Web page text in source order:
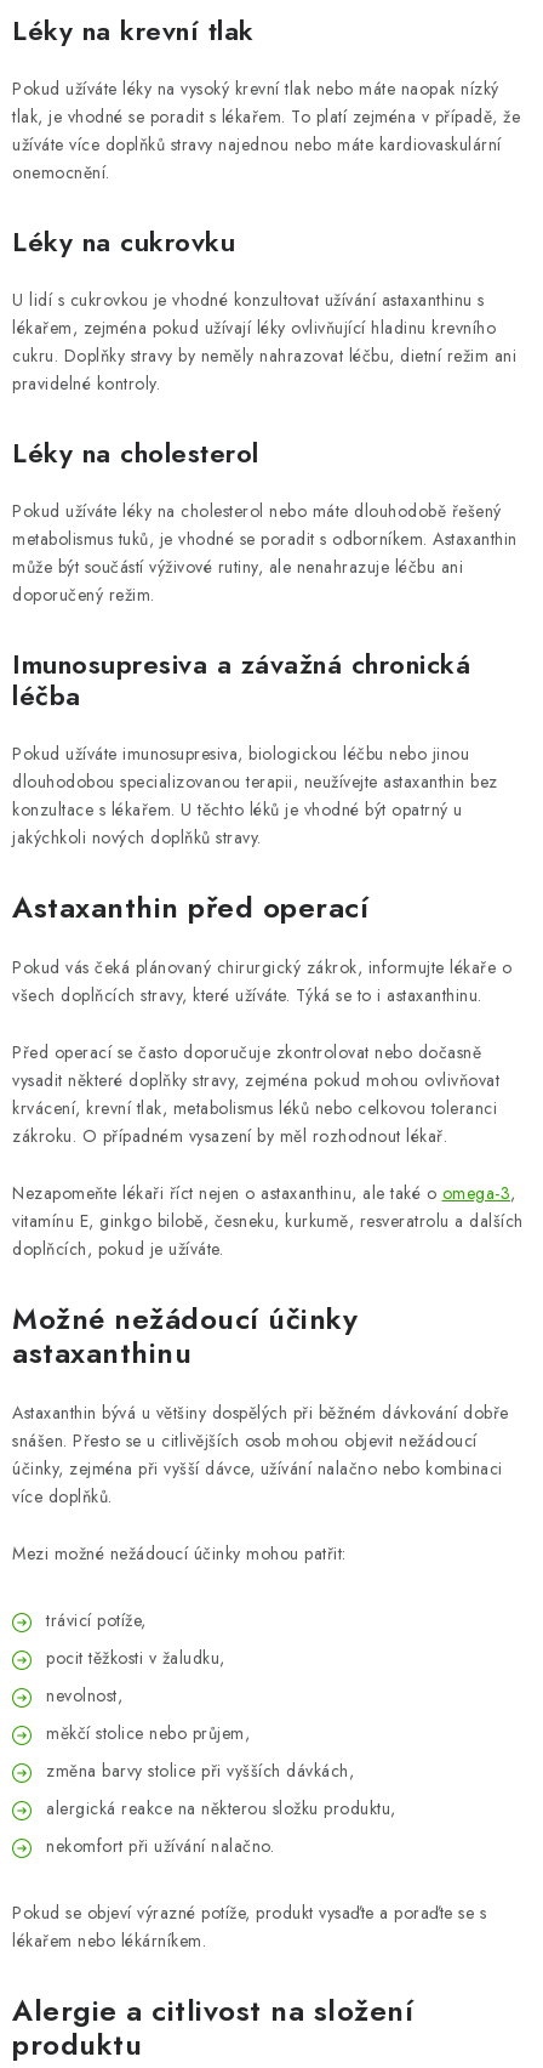
Léky na krevní tlak
Pokud užíváte léky na vysoký krevní tlak nebo máte naopak nízký
tlak, je vhodné se poradit s lékařem. To platí zejména v případě, že
užíváte více doplňků stravy najednou nebo máte kardiovaskulární
onemocnění.
Léky na cukrovku
U lidí s cukrovkou je vhodné konzultovat užívání astaxanthinu s
lékařem, zejména pokud užívají léky ovlivňující hladinu krevního
cukru. Doplňky stravy by neměly nahrazovat léčbu, dietní režim ani
pravidelné kontroly.
Léky na cholesterol
Pokud užíváte léky na cholesterol nebo máte dlouhodobě řešený
metabolismus tuků, je vhodné se poradit s odborníkem. Astaxanthin
může být součástí výživové rutiny, ale nenahrazuje léčbu ani
doporučený režim.
Imunosupresiva a závažná chronická
léčba
Pokud užíváte imunosupresiva, biologickou léčbu nebo jinou
dlouhodobou specializovanou terapii, neužívejte astaxanthin bez
konzultace s lékařem. U těchto léků je vhodné být opatrný u
jakýchkoli nových doplňků stravy.
Astaxanthin před operací
Pokud vás čeká plánovaný chirurgický zákrok, informujte lékaře o
všech doplňcích stravy, které užíváte. Týká se to i astaxanthinu.
Před operací se často doporučuje zkontrolovat nebo dočasně
vysadit některé doplňky stravy, zejména pokud mohou ovlivňovat
krvácení, krevní tlak, metabolismus léků nebo celkovou toleranci
zákroku. O případném vysazení by měl rozhodnout lékař.
Nezapomeňte lékaři říct nejen o astaxanthinu, ale také o omega-3,
vitamínu E, ginkgo bilobě, česneku, kurkumě, resveratrolu a dalších
doplňcích, pokud je užíváte.
Možné nežádoucí účinky
astaxanthinu
Astaxanthin bývá u většiny dospělých při běžném dávkování dobře
snášen. Přesto se u citlivějších osob mohou objevit nežádoucí
účinky, zejména při vyšší dávce, užívání nalačno nebo kombinaci
více doplňků.
Mezi možné nežádoucí účinky mohou patřit:
trávicí potíže,
pocit těžkosti v žaludku,
nevolnost,
měkčí stolice nebo průjem,
změna barvy stolice při vyšších dávkách,
alergická reakce na některou složku produktu,
nekomfort při užívání nalačno.
Pokud se objeví výrazné potíže, produkt vysaďte a poraďte se s
lékařem nebo lékárníkem.
Alergie a citlivost na složení
produktu